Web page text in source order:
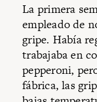
La primera
empleado de
gripe. Había
trabajaba en
pepperoni,
fábrica, las